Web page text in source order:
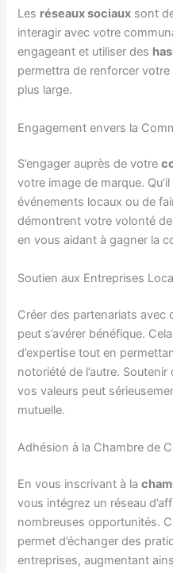
Les réseaux sociaux sont
interagir avec votre
engageant et utiliser des
permettra de renforcer votre
plus large.
Engagement envers la
S’engager auprès de votre
votre image de marque.
événements locaux ou de
démontrent votre volonté
en vous aidant à gagner la
Soutien aux Entreprises
Créer des partenariats avec
peut s’avérer bénéfique.
d’expertise tout en
notoriété de l’autre.
vos valeurs peut
mutuelle.
Adhésion à la Chambre de
En vous inscrivant à la
vous intégrez un réseau
nombreuses opportunités.
permet d’échanger des
entreprises, augmentant